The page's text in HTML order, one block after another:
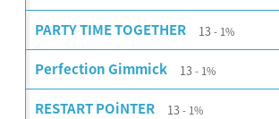
PARTY TIME TOGETHER 13 1%
Perfection Gimmick 13 1%
RESTART POiNTER 13 1%